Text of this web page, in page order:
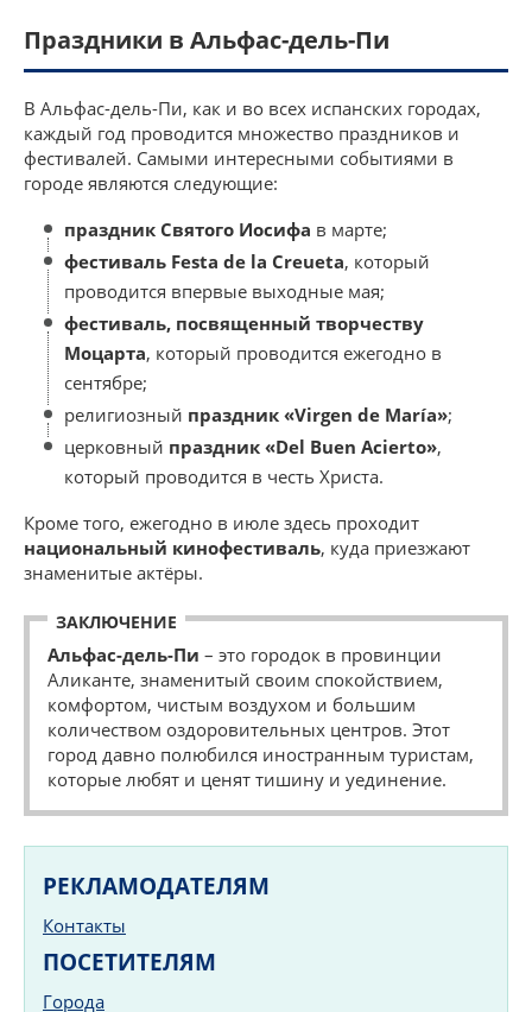
Праздники в Альфас-дель-Пи
В Альфас-дель-Пи, как и во всех испанских городах,
каждый год проводится множество праздников и
фестивалей. Самыми интересными событиями в
городе являются следующие:
праздник Святого Иосифа в марте;
фестиваль Festa de la Creueta, который
проводится впервые выходные мая;
фестиваль, посвященный творчеству
Моцарта, который проводится ежегодно в
сентябре;
религиозный праздник «Virgen de María»;
церковный праздник «Del Buen Acierto»,
который проводится в честь Христа.
Кроме того, ежегодно в июле здесь проходит
национальный кинофестиваль, куда приезжают
знаменитые актёры.
ЗАКЛЮЧЕНИЕ
Альфас-дель-Пи – это городок в провинции
Аликанте, знаменитый своим спокойствием,
комфортом, чистым воздухом и большим
количеством оздоровительных центров. Этот
город давно полюбился иностранным туристам,
которые любят и ценят тишину и уединение.
РЕКЛАМОДАТЕЛЯМ
Контакты
ПОСЕТИТЕЛЯМ
Города